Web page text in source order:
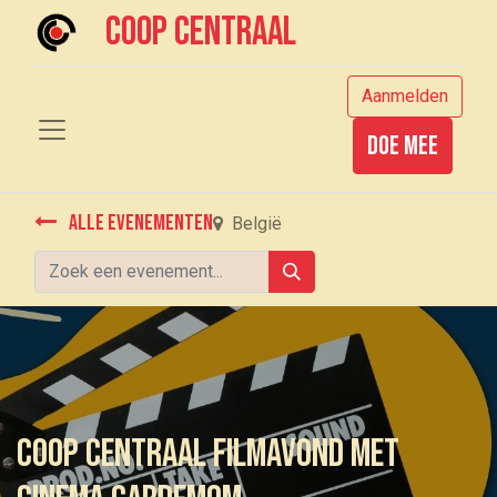
Coop centraal
Aanmelden
Doe mee
Alle evenementen België
Coop Centraal Filmavond met